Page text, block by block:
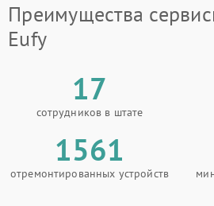
Преимущества
Eufy
17
сотрудников в штате
1561
отремонтированных устройств